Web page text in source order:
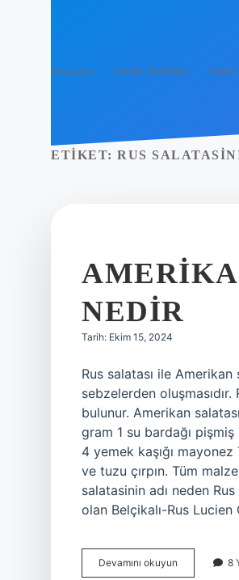
Anasayfa Gizlilik Politikası Yasal
ETIKET: RUS
NEDIR
Tarih: Ekim 15, 2024
Rus salatası ile Amerikan
sebzelerden
bulunur. Amerikan
gram 1 su bardağı
4 yemek kaşığı
ve tuzu çırpın. Tüm
salatasinin adı neden
olan Belçikalı-Rus Lucien
Devamını okuyun Amerikan
Ve
8